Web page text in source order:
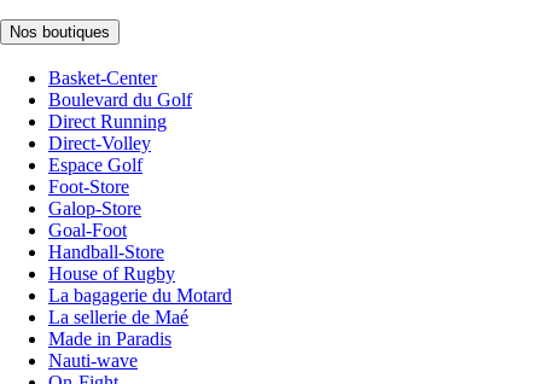
Nos boutiques
Basket-Center
Boulevard du Golf
Direct Running
Direct-Volley
Espace Golf
Foot-Store
Galop-Store
Goal-Foot
Handball-Store
House of Rugby
La bagagerie du Motard
La sellerie de Maé
Made in Paradis
Nauti-wave